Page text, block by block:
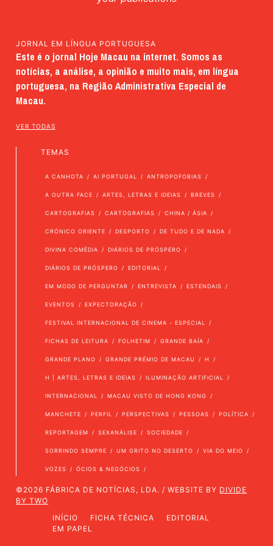
JORNAL EM LÍNGUA PORTUGUESA
Este é o jornal Hoje Macau na internet. Somos as
notícias, a análise, a opinião e muito mais, em língua
portuguesa, na Região Administrativa Especial de
Macau.
VER TODAS
TEMAS
A CANHOTA AI PORTUGAL ANTROPOFOBIAS
A OUTRA FACE ARTES, LETRAS E IDEIAS BREVES
CARTOGRAFIAS CARTOGRAFIAS CHINA / ÁSIA
CRÓNICO ORIENTE DESPORTO DE TUDO E DE NADA
DIVINA COMÉDIA DIÁRIOS DE PRÓSPERO
DIÁRIOS DE PRÓSPERO EDITORIAL
EM MODO DE PERGUNTAR ENTREVISTA ESTENDAIS
EVENTOS EXPECTORAÇÃO
FESTIVAL INTERNACIONAL DE CINEMA - ESPECIAL
FICHAS DE LEITURA FOLHETIM GRANDE BAÍA
GRANDE PLANO GRANDE PRÉMIO DE MACAU H
H | ARTES, LETRAS E IDEIAS ILUMINAÇÃO ARTIFICIAL
INTERNACIONAL MACAU VISTO DE HONG KONG
MANCHETE PERFIL PERSPECTIVAS PESSOAS POLÍTICA
REPORTAGEM SEXANÁLISE SOCIEDADE
SORRINDO SEMPRE UM GRITO NO DESERTO VIA DO MEIO
VOZES ÓCIOS & NEGÓCIOS
©2026 FÁBRICA DE NOTÍCIAS, LDA. / WEBSITE BY DIVIDE
BY TWO
INÍCIO
FICHA TÉCNICA
EDITORIAL
EM PAPEL